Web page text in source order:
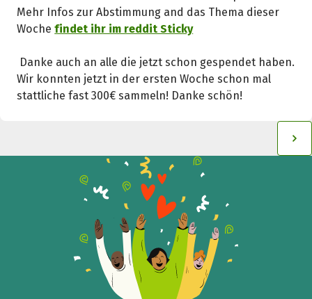
Mehr Infos zur Abstimmung and das Thema dieser
Wochefindet ihr im reddit Sticky
Danke auch an alle die jetzt schon gespendet haben.
Wir konnten jetzt in der ersten Woche schon mal
stattliche fast 300€ sammeln! Danke schön!
Hilf mit noch mehr Spenden zu sammeln!
Facebook WhatsApp Messenger